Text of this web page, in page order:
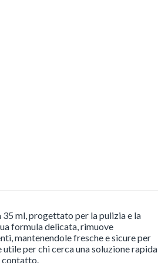
ml, progettato per la pulizia e la
formula delicata, rimuove
mantenendole fresche e sicure per
per chi cerca una soluzione rapida